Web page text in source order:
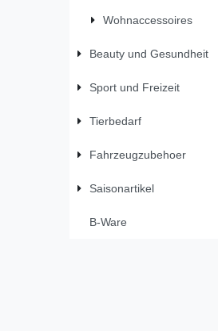
Wohnaccessoires
Beauty und Gesundheit
Sport und Freizeit
Tierbedarf
Fahrzeugzubehoer
Saisonartikel
B-Ware